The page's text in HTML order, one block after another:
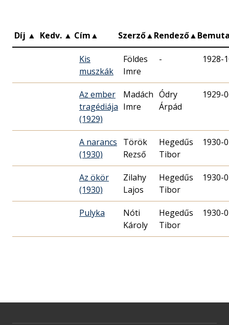
Díj ▲ Kedv. ▲ Cím▲ Szerző▲Rendező▲
Kis
muszkák
Földes
Imre
- 1928-
Az ember
tragédiája
(1929)
Madách
Imre
Ódry
Árpád
1929-
A narancs
(1930)
Török
Rezső
Hegedűs
Tibor
1930-
Az ökör
(1930)
Zilahy
Lajos
Hegedűs
Tibor
1930-
Pulyka
Nóti
Károly
Hegedűs
Tibor
1930-